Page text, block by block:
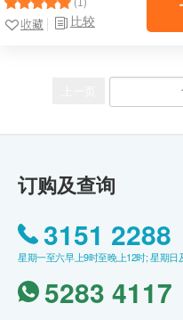
比较
收藏
订购及查询
3151 2288
星期一至六早上9时至晚上12时; 星期日
5283 4117